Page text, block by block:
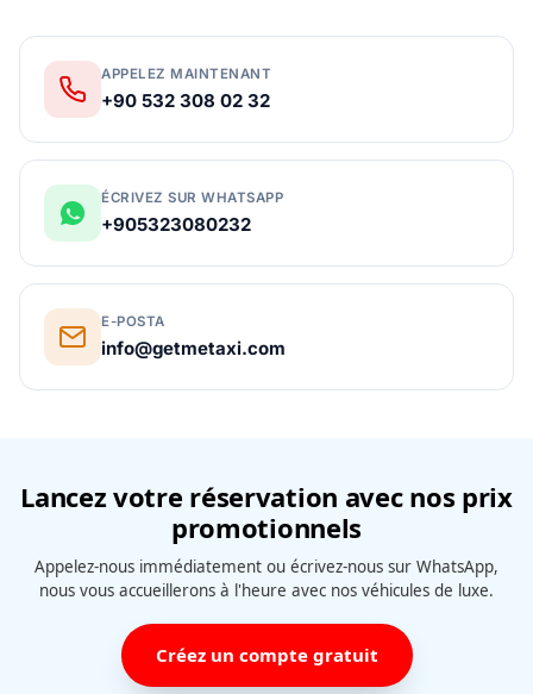
APPELEZ MAINTENANT
+90 532 308 02 32
ÉCRIVEZ SUR WHATSAPP
+905323080232
E-POSTA
info@getmetaxi.com
Lancez votre réservation avec nos prix
promotionnels
Appelez-nous immédiatement ou écrivez-nous sur WhatsApp,
nous vous accueillerons à l'heure avec nos véhicules de luxe.
Créez un compte gratuit